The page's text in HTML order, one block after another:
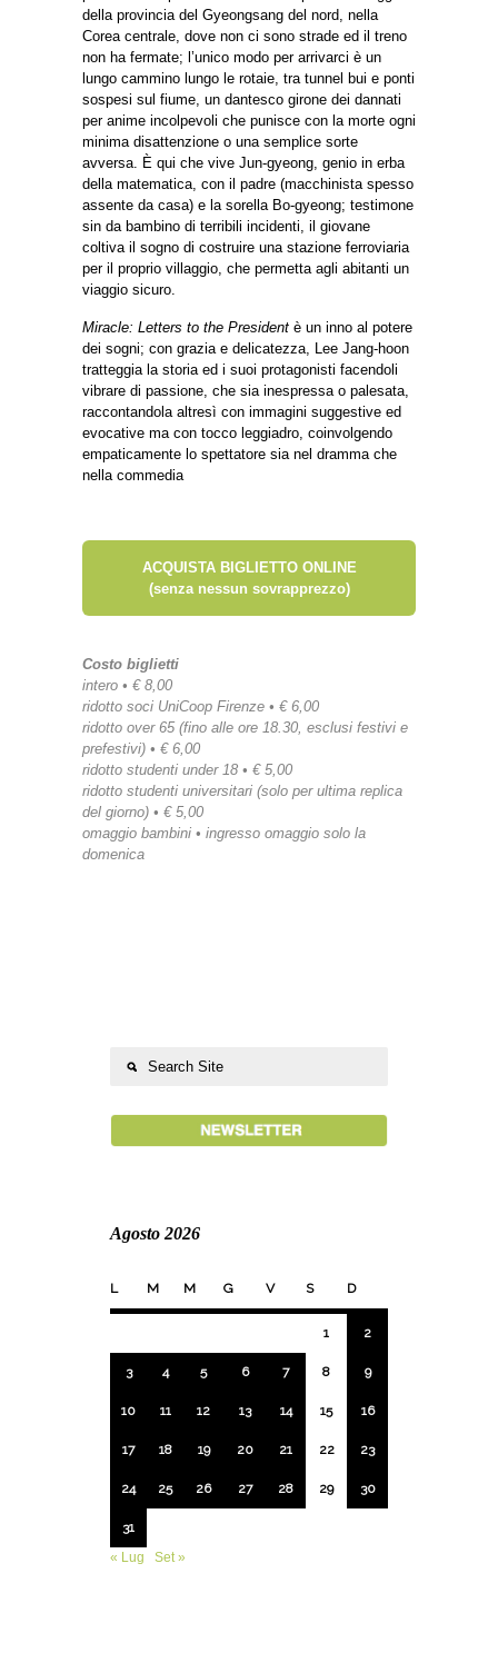
della provincia del Gyeongsang del nord, nella
Corea centrale, dove non ci sono strade ed il treno
non ha fermate; l’unico modo per arrivarci è un
lungo cammino lungo le rotaie, tra tunnel bui e ponti
sospesi sul fiume, un dantesco girone dei dannati
per anime incolpevoli che punisce con la morte ogni
minima disattenzione o una semplice sorte
avversa. È qui che vive Jun-gyeong, genio in erba
della matematica, con il padre (macchinista spesso
assente da casa) e la sorella Bo-gyeong; testimone
sin da bambino di terribili incidenti, il giovane
coltiva il sogno di costruire una stazione ferroviaria
per il proprio villaggio, che permetta agli abitanti un
viaggio sicuro.
Miracle: Letters to the President è un inno al potere
dei sogni; con grazia e delicatezza, Lee Jang-hoon
tratteggia la storia ed i suoi protagonisti facendoli
vibrare di passione, che sia inespressa o palesata,
raccontandola altresì con immagini suggestive ed
evocative ma con tocco leggiadro, coinvolgendo
empaticamente lo spettatore sia nel dramma che
nella commedia
ACQUISTA BIGLIETTO ONLINE
(senza nessun sovrapprezzo)
Costo biglietti
intero • € 8,00
ridotto soci UniCoop Firenze • € 6,00
ridotto over 65 (fino alle ore 18.30, esclusi festivi e
prefestivi) • € 6,00
ridotto studenti under 18 • € 5,00
ridotto studenti universitari (solo per ultima replica
del giorno) • € 5,00
omaggio bambini • ingresso omaggio solo la
domenica
Agosto 2026
L M M G V S D
1 2
3 4 5 6 7 8 9
10 11 12 13 14 15 16
17 18 19 20 21 22 23
24 25 26 27 28 29 30
31
« Lug
Set »